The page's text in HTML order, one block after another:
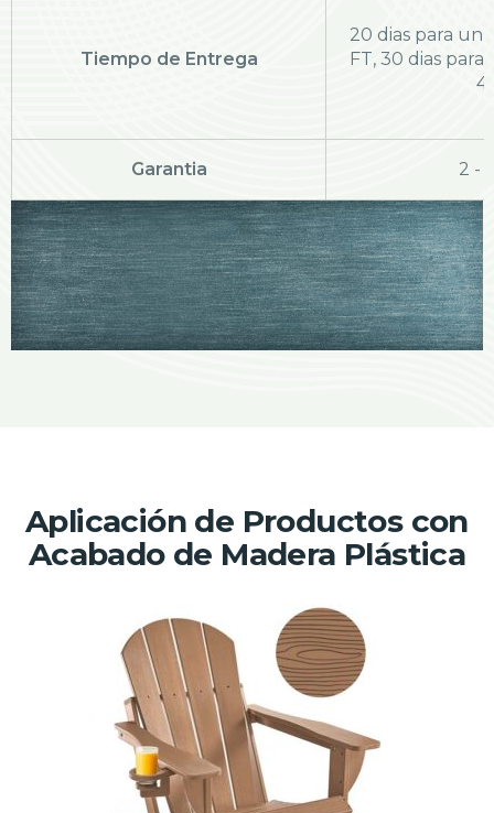
Tiempo de Entrega
20 dias para
FT, 30 dias
Garantia 2 -
Aplicación de Productos con
Acabado de Madera Plástica